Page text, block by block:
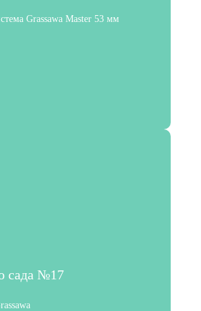
Grassawa Master 53 мм
сада №17